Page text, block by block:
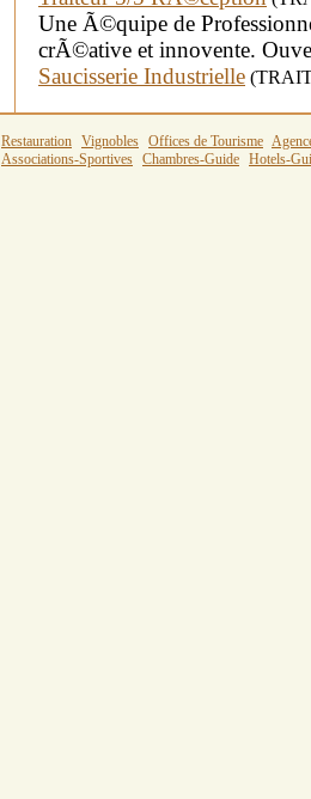
Une Ã©quipe de
crÃ©ative et innovente.
Saucisserie Industrielle
Restauration Vignobles Offices de Tourisme
Associations-Sportives Chambres-Guide Hotels-